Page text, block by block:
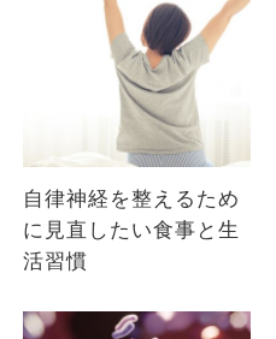
自律神経を整えるため
に見直したい食事と生
活習慣